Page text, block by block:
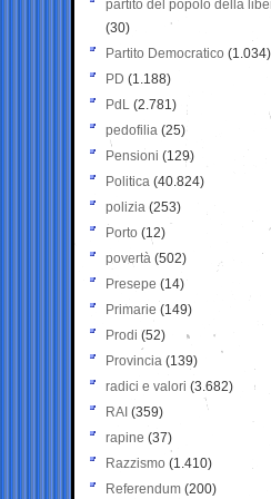
partito del popolo della
(30)
Partito Democratico (1.034)
PD (1.188)
PdL (2.781)
pedofilia (25)
Pensioni (129)
Politica (40.824)
polizia (253)
Porto (12)
povertà (502)
Presepe (14)
Primarie (149)
Prodi (52)
Provincia (139)
radici e valori (3.682)
RAI (359)
rapine (37)
Razzismo (1.410)
Referendum (200)